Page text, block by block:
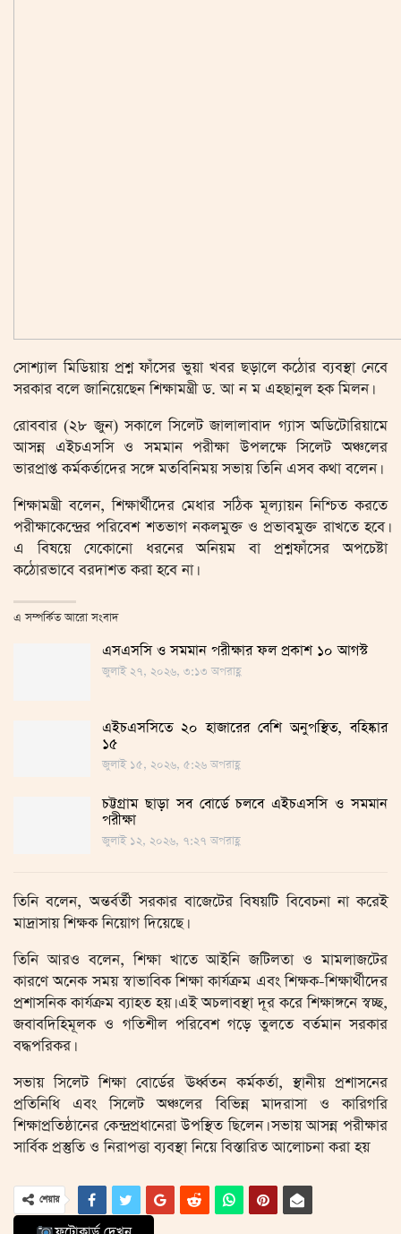
সোশ্যাল মিডিয়ায় প্রশ্ন ফাঁসের ভুয়া খবর ছড়ালে কঠোর ব্যবস্থা নেবে
সরকার বলে জানিয়েছেন শিক্ষামন্ত্রী ড. আ ন ম এহছানুল হক মিলন।
রোববার (২৮ জুন) সকালে সিলেট জালালাবাদ গ্যাস অডিটোরিয়ামে
আসন্ন এইচএসসি ও সমমান পরীক্ষা উপলক্ষে সিলেট অঞ্চলের
ভারপ্রাপ্ত কর্মকর্তাদের সঙ্গে মতবিনিময় সভায় তিনি এসব কথা বলেন।
শিক্ষামন্ত্রী বলেন, শিক্ষার্থীদের মেধার সঠিক মূল্যায়ন নিশ্চিত করতে
পরীক্ষাকেন্দ্রের পরিবেশ শতভাগ নকলমুক্ত ও প্রভাবমুক্ত রাখতে হবে।
এ বিষয়ে যেকোনো ধরনের অনিয়ম বা প্রশ্নফাঁসের অপচেষ্টা
কঠোরভাবে বরদাশত করা হবে না।
এ সম্পর্কিত আরো সংবাদ
এসএসসি ও সমমান পরীক্ষার ফল প্রকাশ ১০ আগস্ট
জুলাই ২৭, ২০২৬, ৩:১৩ অপরাহ্ণ
এইচএসসিতে ২০ হাজারের বেশি অনুপস্থিত, বহিষ্কার
১৫
জুলাই ১৫, ২০২৬, ৫:২৬ অপরাহ্ণ
চট্টগ্রাম ছাড়া সব বোর্ডে চলবে এইচএসসি ও সমমান
পরীক্ষা
জুলাই ১২, ২০২৬, ৭:২৭ অপরাহ্ণ
তিনি বলেন, অন্তর্বর্তী সরকার বাজেটের বিষয়টি বিবেচনা না করেই
মাদ্রাসায় শিক্ষক নিয়োগ দিয়েছে।
তিনি আরও বলেন, শিক্ষা খাতে আইনি জটিলতা ও মামলাজটের
কারণে অনেক সময় স্বাভাবিক শিক্ষা কার্যক্রম এবং শিক্ষক-শিক্ষার্থীদের
প্রশাসনিক কার্যক্রম ব্যাহত হয়। এই অচলাবস্থা দূর করে শিক্ষাঙ্গনে স্বচ্ছ,
জবাবদিহিমূলক ও গতিশীল পরিবেশ গড়ে তুলতে বর্তমান সরকার
বদ্ধপরিকর।
সভায় সিলেট শিক্ষা বোর্ডের ঊর্ধ্বতন কর্মকর্তা, স্থানীয় প্রশাসনের
প্রতিনিধি এবং সিলেট অঞ্চলের বিভিন্ন মাদরাসা ও কারিগরি
শিক্ষাপ্রতিষ্ঠানের কেন্দ্রপ্রধানেরা উপস্থিত ছিলেন। সভায় আসন্ন পরীক্ষার
সার্বিক প্রস্তুতি ও নিরাপত্তা ব্যবস্থা নিয়ে বিস্তারিত আলোচনা করা হয়
শেয়ার